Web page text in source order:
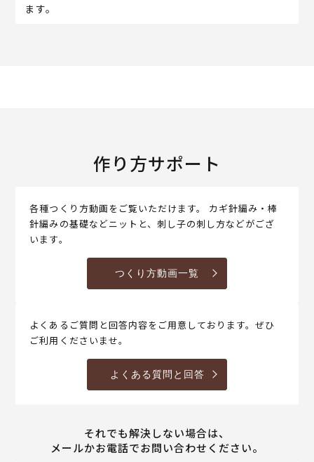
ます。
作り方サポート
各種つくり方動画をご覧いただけます。 カギ針編み・棒
針編みの基礎などニットと、刺し子の刺し方などがござ
います。
つくり方動画一覧
よくあるご質問と回答内容をご用意しております。ぜひ
ご利用くださいませ。
よくある質問と回答
それでも解決しない場合は、
メールかお電話でお問い合わせください。